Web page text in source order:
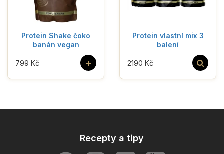
Protein Shake čoko
banán vegan
+
799 Kč
Protein vlastní mix 3
balení
2190 Kč
Recepty a tipy